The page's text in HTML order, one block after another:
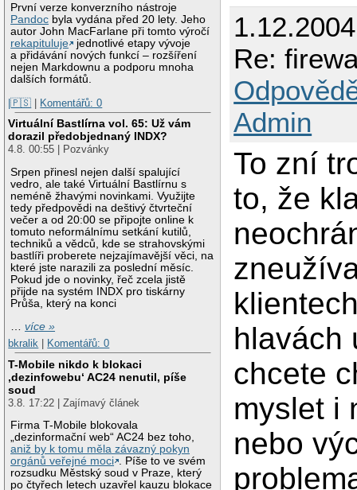
První verze konverzního nástroje
Pandoc byla vydána před 20 lety. Jeho
autor John MacFarlane při tomto výročí
rekapituluje
jednotlivé etapy vývoje
a přidávání nových funkcí – rozšíření
nejen Markdownu a podporu mnoha
dalších formátů.
|🇵🇸 | Komentářů: 0
Virtuální Bastlírna vol. 65: Už vám
dorazil předobjednaný INDX?
4.8. 00:55 | Pozvánky
Srpen přinesl nejen další spalující
vedro, ale také Virtuální Bastlírnu s
neméně žhavými novinkami. Využijte
tedy předpovědi na deštivý čtvrteční
večer a od 20:00 se připojte online k
tomuto neformálnímu setkání kutilů,
techniků a vědců, kde se strahovskými
bastlíři proberete nejzajímavější věci, na
které jste narazili za poslední měsíc.
Pokud jde o novinky, řeč zcela jistě
přijde na systém INDX pro tiskárny
Průša, který na konci
…více »
bkralik
Komentářů: 0
T-Mobile nikdo k blokaci
‚dezinfowebu‘ AC24 nenutil, píše
soud
3.8. 17:22 | Zajímavý článek
Firma T-Mobile blokovala
„dezinformační web“ AC24 bez toho,
aniž by k tomu měla závazný pokyn
orgánů veřejné moci . Píše to ve svém
rozsudku Městský soud v Praze, který
po čtyřech letech uzavřel kauzu blokace
Re:
Admin
To zní
to, že
hlavách
chcete
myslet i
nebo